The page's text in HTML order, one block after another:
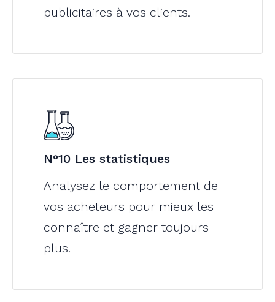
publicitaires à vos clients.
N°10 Les statistiques
Analysez le comportement de
vos acheteurs pour mieux les
connaître et gagner toujours
plus.